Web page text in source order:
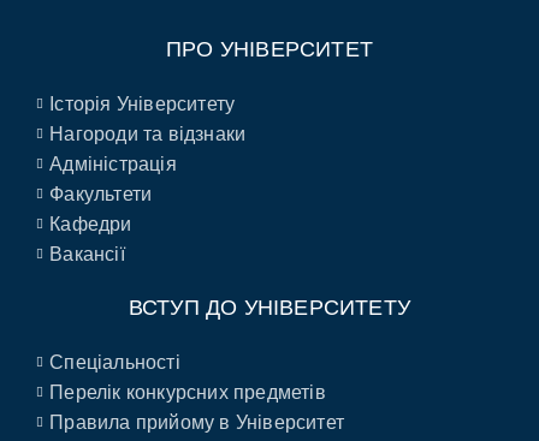
ПРО УНІВЕРСИТЕТ
Історія Університету
Нагороди та відзнаки
Адміністрація
Факультети
Кафедри
Вакансії
ВСТУП ДО УНІВЕРСИТЕТУ
Спеціальності
Перелік конкурсних предметів
Правила прийому в Університет